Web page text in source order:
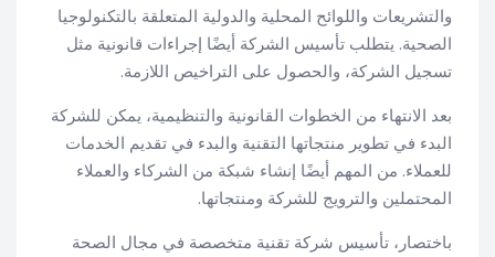
والتشريعات واللوائح المحلية والدولية المتعلقة بالتكنولوجيا
الصحية. يتطلب تأسيس الشركة أيضًا إجراءات قانونية مثل
تسجيل الشركة، والحصول على التراخيص اللازمة.
بعد الانتهاء من الخطوات القانونية والتنظيمية، يمكن للشركة
البدء في تطوير منتجاتها التقنية والبدء في تقديم الخدمات
للعملاء. من المهم أيضًا إنشاء شبكة من الشركاء والعملاء
المحتملين والترويج للشركة ومنتجاتها.
باختصار، تأسيس شركة تقنية متخصصة في مجال الصحة